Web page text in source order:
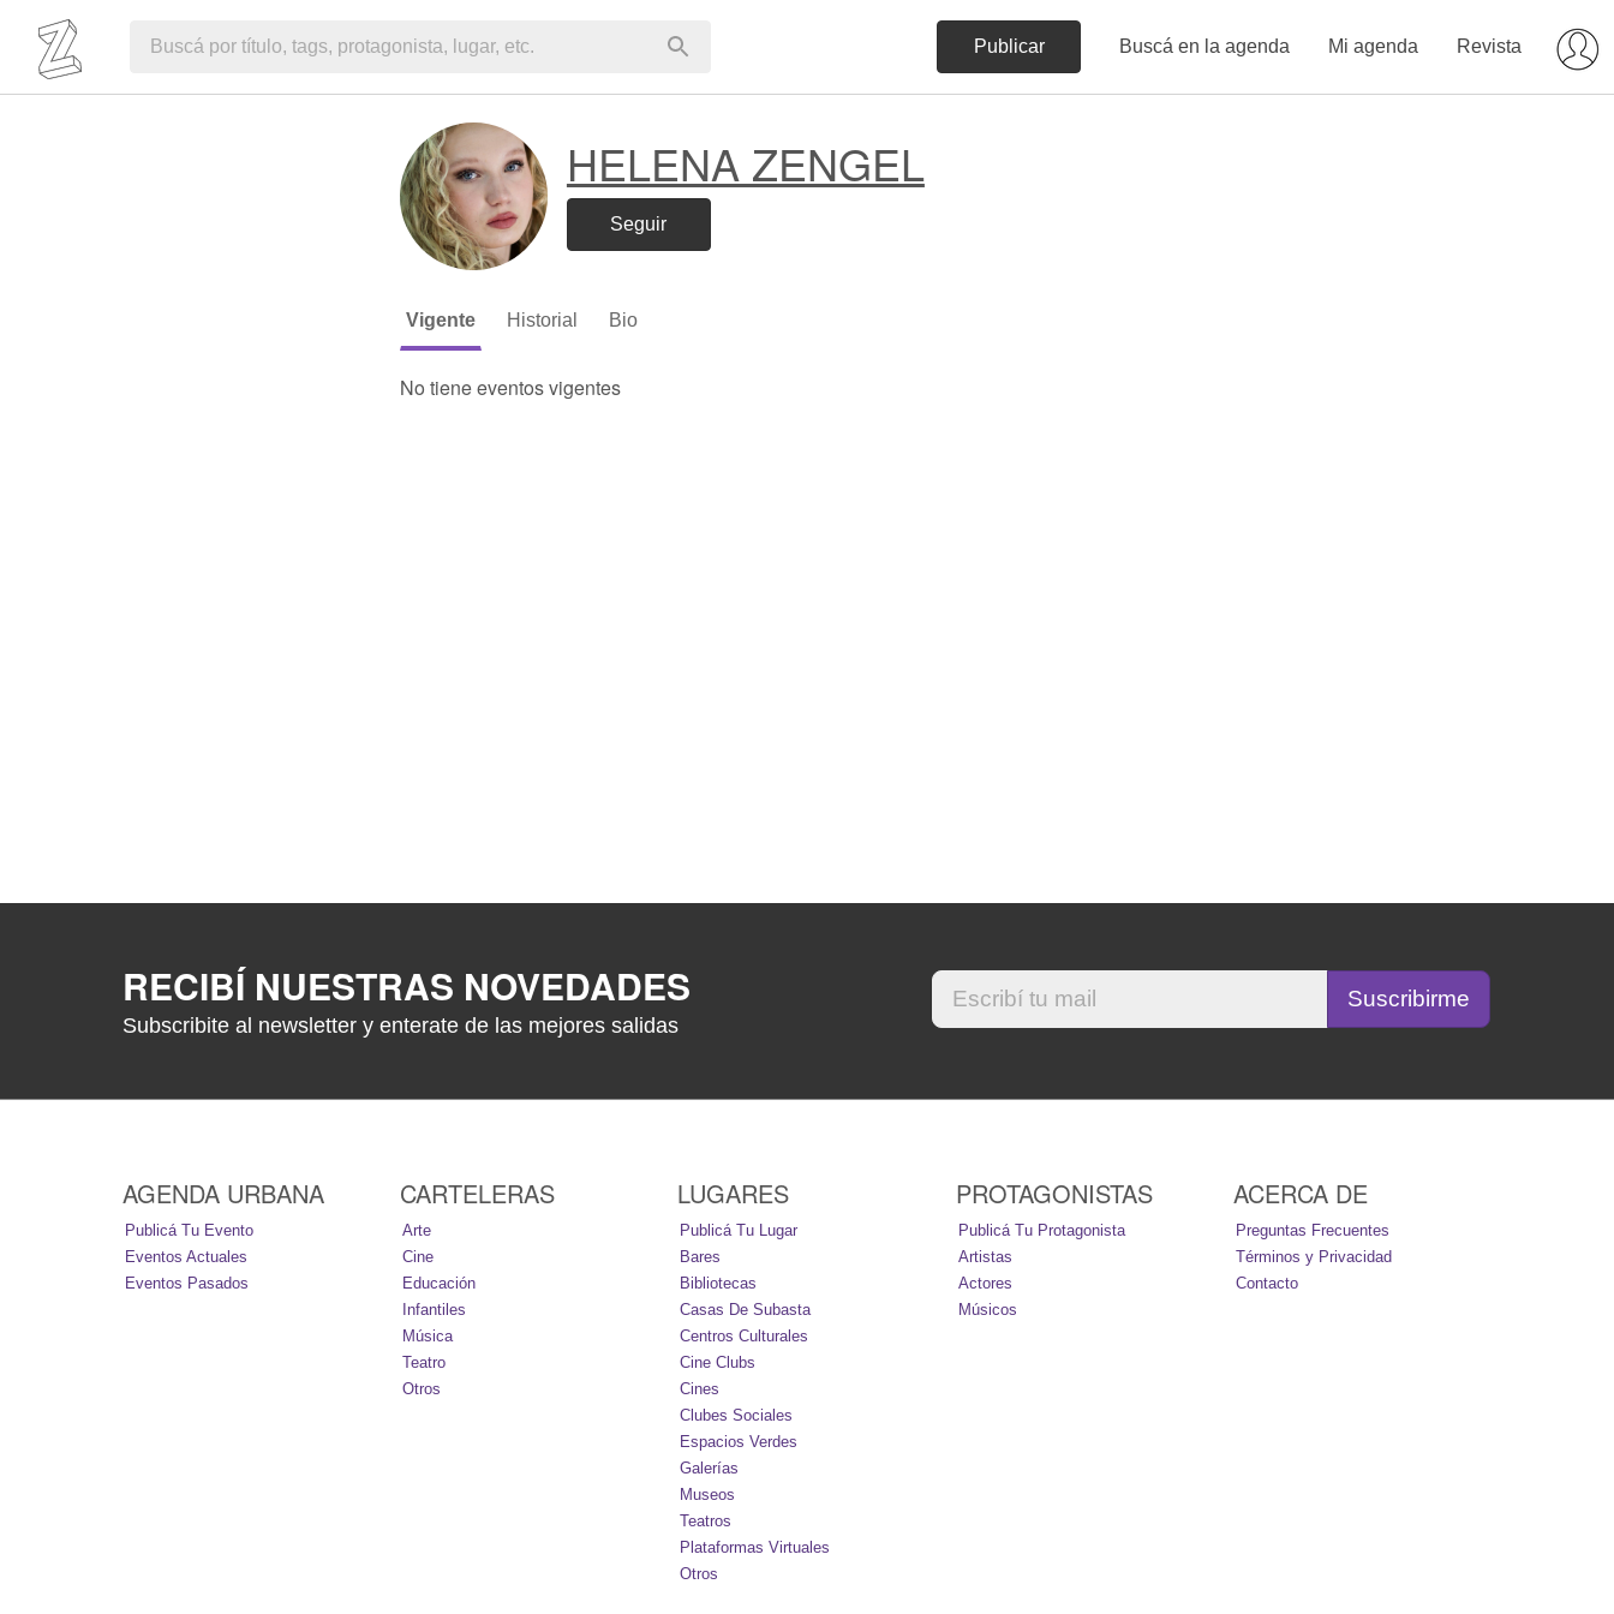
Publicar Buscá en la agenda Mi agenda Revista
HELENA ZENGEL
Seguir
Vigente Historial Bio
No tiene eventos vigentes
RECIBÍ NUESTRAS NOVEDADES
Subscribite al newsletter y enterate de las mejores salidas
AGENDA URBANA
Publicá Tu Evento
Eventos Actuales
Eventos Pasados
CARTELERAS
Arte
Cine
Educación
Infantiles
Música
Teatro
Otros
LUGARES
Publicá Tu Lugar
Bares
Bibliotecas
Casas De Subasta
Centros Culturales
Cine Clubs
Cines
Clubes Sociales
Espacios Verdes
Galerías
Museos
Teatros
Plataformas Virtuales
Otros
PROTAGONISTAS
Publicá Tu Protagonista
Artistas
Actores
Músicos
ACERCA DE
Preguntas Frecuentes
Términos y Privacidad
Contacto